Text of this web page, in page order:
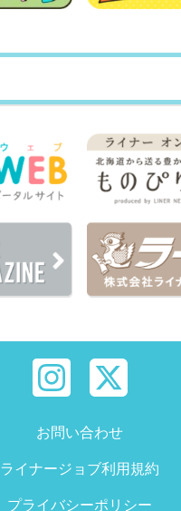
お問い合わせ
ライナージョブ利用規約
プライバシーポリシー